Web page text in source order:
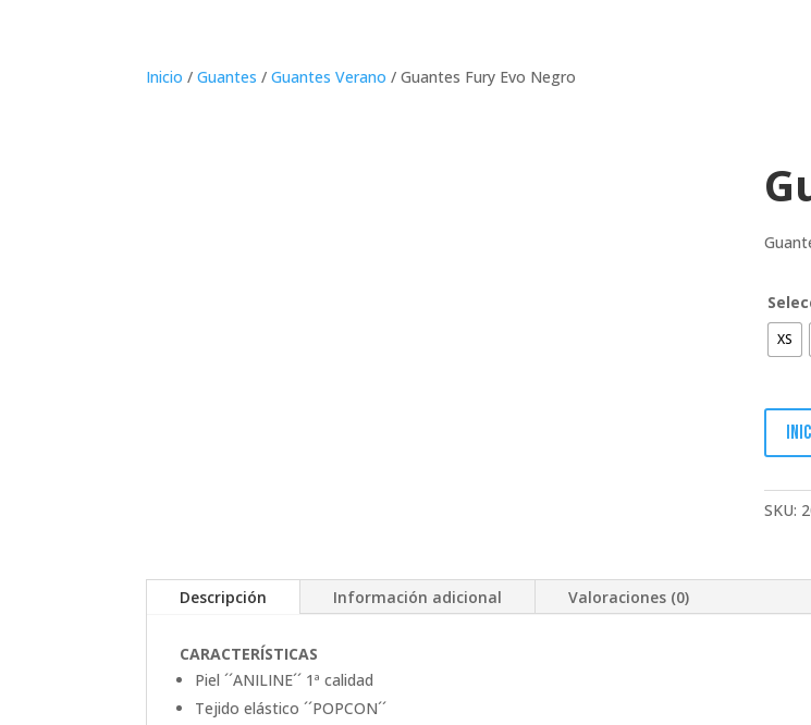
Inicio /Guantes /Guantes Verano / Guantes Fury Evo Negro
XS
SKU:
Descripción Información adicional Valoraciones (0)
CARACTERÍSTICAS
Piel ´´ANILINE´´ 1ª calidad
Tejido elástico ´´POPCON´´